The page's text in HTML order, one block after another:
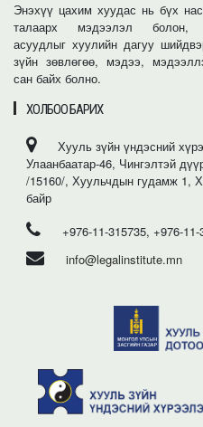
Энэхүү цахим хуудас нь бүх
талаарх мэдээлэл
асуудлыг хуулийн дагуу
зүйн зөвлөгөө, мэдээ,
сан байх болно.
ХОЛБОО БАРИХ
Хууль зүйн үндэсний
Улаанбаатар-46, Чингэлтэй
/15160/, Хуульчдын гудамж 1,
байр
+976-11-315735, +976-11-
info@legalinstitute.mn